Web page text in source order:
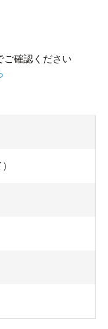
浴槽があり、
ナトリウム・カ
泉名: 越川温泉）
泉温50.9℃を沢の
感です。循環・
臭がして旨
駐車場と森の景
ﾑｲｵﾝ1.5mg、ﾏｸﾞﾈ
確認ください